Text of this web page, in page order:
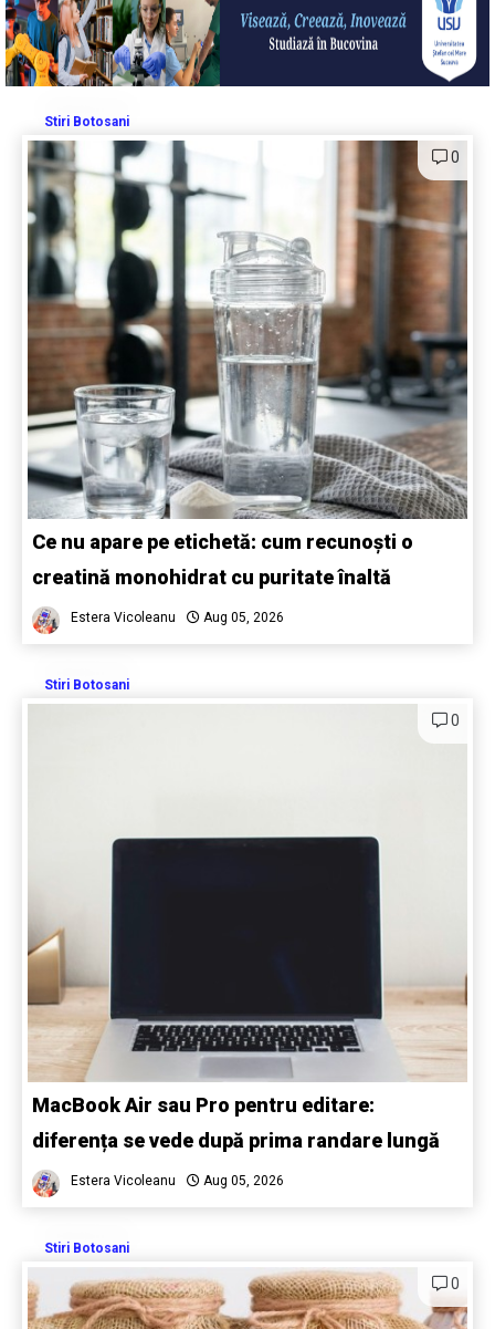
Stiri Botosani
0
Ce nu apare pe etichetă: cum recunoști o
creatină monohidrat cu puritate înaltă
Estera Vicoleanu Aug 05, 2026
Stiri Botosani
0
MacBook Air sau Pro pentru editare:
diferența se vede după prima randare lungă
Estera Vicoleanu Aug 05, 2026
Stiri Botosani
0